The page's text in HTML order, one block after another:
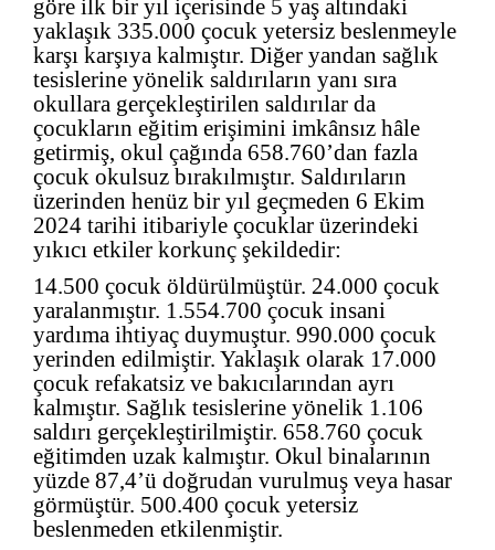
göre ilk bir yıl içerisinde 5 yaş altındaki
yaklaşık 335.000 çocuk yetersiz beslenmeyle
karşı karşıya kalmıştır. Diğer yandan sağlık
tesislerine yönelik saldırıların yanı sıra
okullara gerçekleştirilen saldırılar da
çocukların eğitim erişimini imkânsız hâle
getirmiş, okul çağında 658.760’dan fazla
çocuk okulsuz bırakılmıştır. Saldırıların
üzerinden henüz bir yıl geçmeden 6 Ekim
2024 tarihi itibariyle çocuklar üzerindeki
yıkıcı etkiler korkunç şekildedir:
14.500 çocuk öldürülmüştür. 24.000 çocuk
yaralanmıştır. 1.554.700 çocuk insani
yardıma ihtiyaç duymuştur. 990.000 çocuk
yerinden edilmiştir. Yaklaşık olarak 17.000
çocuk refakatsiz ve bakıcılarından ayrı
kalmıştır. Sağlık tesislerine yönelik 1.106
saldırı gerçekleştirilmiştir. 658.760 çocuk
eğitimden uzak kalmıştır. Okul binalarının
yüzde 87,4’ü doğrudan vurulmuş veya hasar
görmüştür. 500.400 çocuk yetersiz
beslenmeden etkilenmiştir.